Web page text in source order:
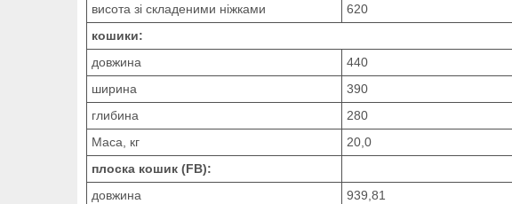
висота зі складеними ніжками
620
кошики:
довжина
440
ширина
390
глибина
280
Маса, кг
20,0
плоска кошик (FB):
довжина
939,81